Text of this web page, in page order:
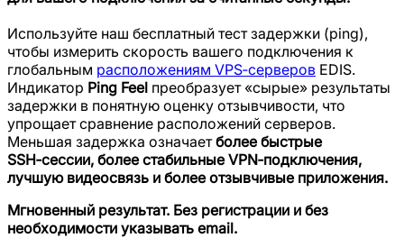
Используйте наш бесплатный тест задержки (ping),
чтобы измерить скорость вашего подключения к
глобальным расположениям VPS‑серверов EDIS.
Индикатор Ping Feel преобразует «сырые» результаты
задержки в понятную оценку отзывчивости, что
упрощает сравнение расположений серверов.
Меньшая задержка означаетболее быстрые
SSH‑сессии, более стабильные VPN‑подключения,
лучшую видеосвязь и более отзывчивые приложения.
Мгновенный результат. Без регистрации и без
необходимости указывать email.